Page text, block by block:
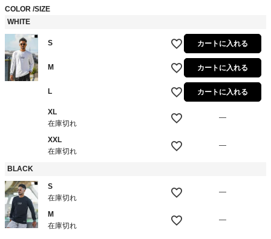
COLOR SIZE
WHITE
S カートに入れる
M カートに入れる
L カートに入れる
XL
在庫切れ
—
XXL
在庫切れ
—
BLACK
S
在庫切れ
—
M
在庫切れ
—